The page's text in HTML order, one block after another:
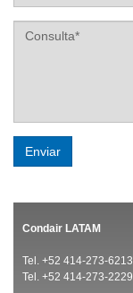
Enviar
Condair LATAM
Tel. +52 414-273-6213
Tel. +52 414-273-2229